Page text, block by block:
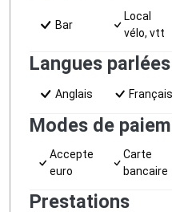
Bar
Local
vélo, vtt
Langues parlées
Anglais Français
Modes de
Accepte
euro
Carte
bancaire
Prestations